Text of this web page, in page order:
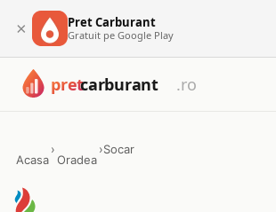
× Pret Carburant
Gratuit pe Google Play
Acasa
›
Oradea
›Socar